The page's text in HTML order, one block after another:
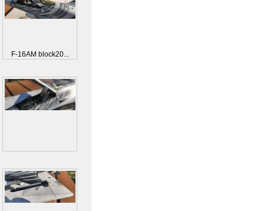
F-16AM block20...